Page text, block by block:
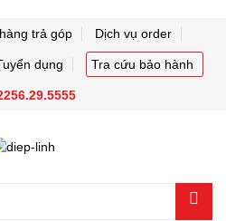
trả góp Dịch vụ order
dụng Tra cứu bảo hành